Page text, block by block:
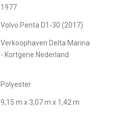
1977
Volvo Penta D1-30 (2017)
Verkoophaven Delta Marina
- Kortgene Nederland
Polyester
9,15 m x 3,07 m x 1,42 m